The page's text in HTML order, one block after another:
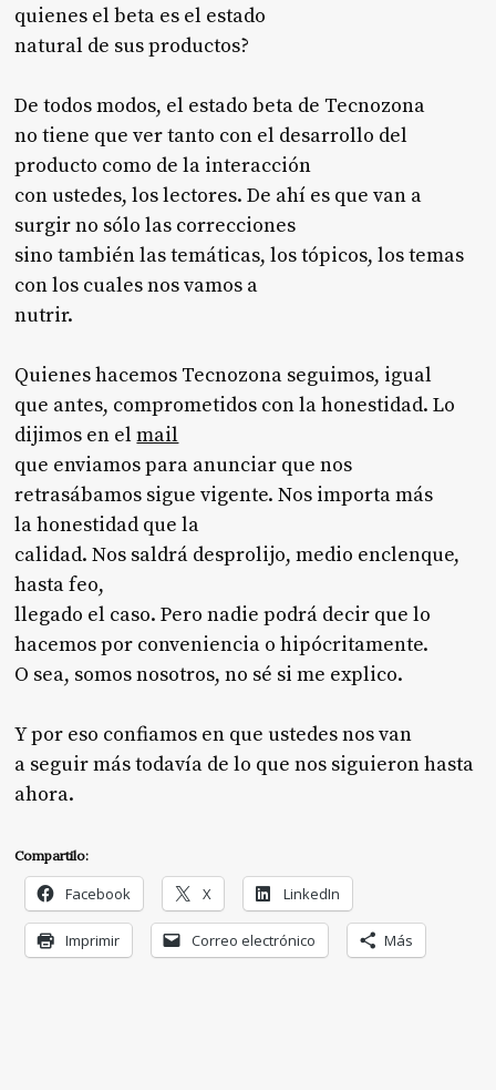
quienes el beta es el estado
natural de sus productos?
De todos modos, el estado beta de Tecnozona
no tiene que ver tanto con el desarrollo del
producto como de la interacción
con ustedes, los lectores. De ahí es que van a
surgir no sólo las correcciones
sino también las temáticas, los tópicos, los temas
con los cuales nos vamos a
nutrir.
Quienes hacemos Tecnozona seguimos, igual
que antes, comprometidos conla honestidad. Lo
dijimos en elmail
que enviamos para anunciar que nos
retrasábamos sigue vigente. Nos importa más
la honestidad quela
calidad. Nos saldrá desprolijo, medio enclenque,
hasta feo,
llegado el caso. Pero nadie podrá decir que lo
hacemos por conveniencia o hipócritamente.
O sea, somos nosotros, no sé si me explico.
Y por eso confiamos en que ustedes nos van
a seguir más todavía de lo que nos siguieron hasta
ahora.
Compartilo:
Facebook X LinkedIn
Imprimir Correo electrónico Más